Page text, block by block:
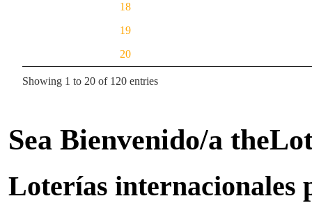
18
19
20
Showing 1 to 20 of 120 entries
Sea Bienvenido/a
Loterías internacionales